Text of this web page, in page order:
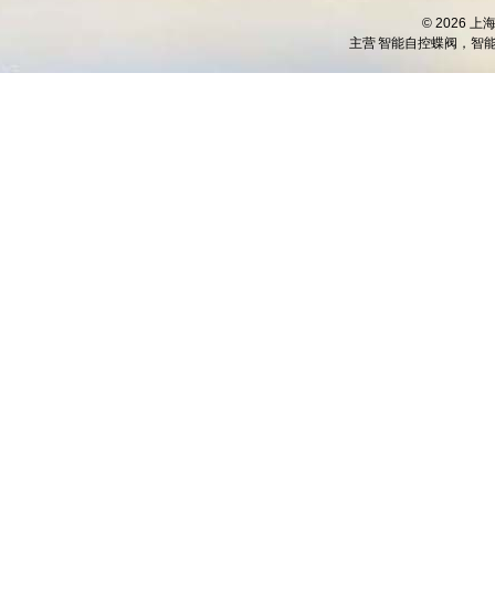
© 2026 上
主营智能自控蝶阀，智